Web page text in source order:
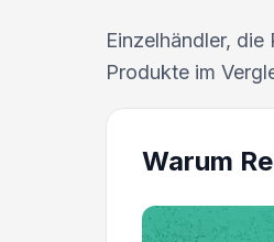
Einzelhändler,
Produkte im
Warum